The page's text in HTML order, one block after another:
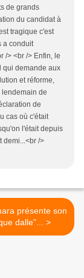
de grands
du candidat à
tragique c'est
a conduit
/> <br /> Enfin, le
qui demande aux
et réforme,
lendemain de
de
cas où c'était
l'était depuis
demi...<br />
présente son
plan "que dalle"... >